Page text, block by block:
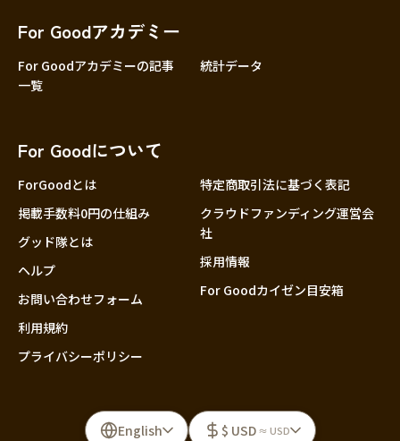
For Goodアカデミー
For Goodアカデミーの記事
一覧
統計データ
For Goodについて
ForGoodとは
掲載手数料0円の仕組み
グッド隊とは
ヘルプ
お問い合わせフォーム
利用規約
プライバシーポリシー
特定商取引法に基づく表記
クラウドファンディング運営会
社
採用情報
For Goodカイゼン目安箱
English $ USD ≈ USD